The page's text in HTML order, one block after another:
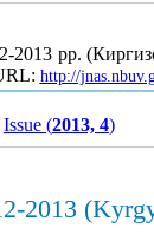
2013 рр.
http://
Issue (2013, 4)
2013